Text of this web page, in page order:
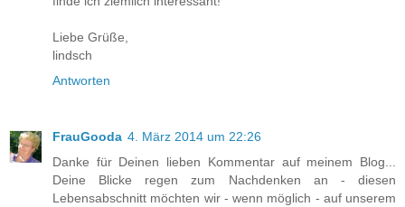
Liebe Grüße,
lindsch
Antworten
FrauGooda 4. März 2014 um 22:26
Danke für Deinen lieben Kommentar auf meinem Blog...
Deine Blicke regen zum Nachdenken an - diesen
Lebensabschnitt möchten wir - wenn möglich - auf unserem